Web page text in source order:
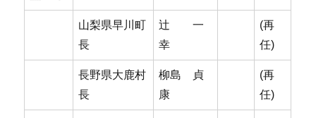
山梨県早川町
長
辻 一
幸
(再
任)
長野県大鹿村
長
柳島 貞
康
(再
任)